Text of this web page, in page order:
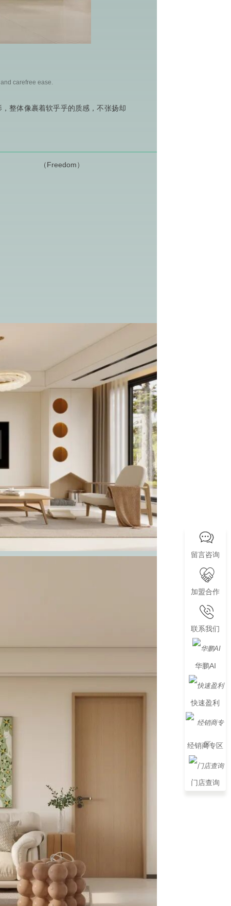
carefree ease.
整体像裹着软乎乎的质感，不张扬却
（Freedom）
留言咨询
加盟合作
联系我们
华鹏AI
快速盈利
经销商专区
门店查询